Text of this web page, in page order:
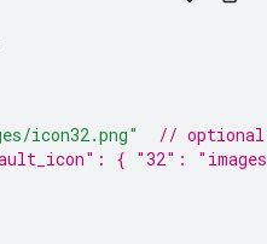
icon32.png"
// optional
{ "32":